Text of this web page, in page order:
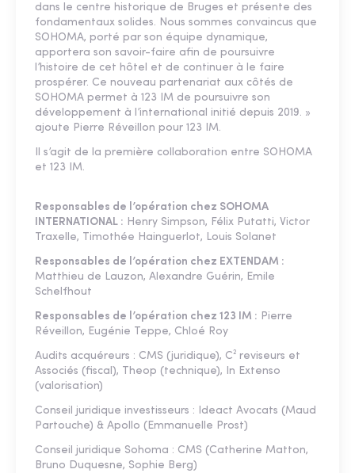
dans le centre historique de Bruges et présente des
fondamentaux solides. Nous sommes convaincus que
SOHOMA, porté par son équipe dynamique,
apportera son savoir-faire afin de poursuivre
l’histoire de cet hôtel et de continuer à le faire
prospérer. Ce nouveau partenariat aux côtés de
SOHOMA permet à 123 IM de poursuivre son
développement à l’international initié depuis 2019. »
ajoute Pierre Réveillon pour 123 IM.
Il s’agit de la première collaboration entre SOHOMA
et 123 IM.
Responsables de l’opération chez SOHOMA
INTERNATIONAL : Henry Simpson, Félix Putatti, Victor
Traxelle, Timothée Hainguerlot, Louis Solanet
Responsables de l’opération chez EXTENDAM :
Matthieu de Lauzon, Alexandre Guérin, Emile
Schelfhout
Responsables de l’opération chez 123 IM : Pierre
Réveillon, Eugénie Teppe, Chloé Roy
Audits acquéreurs : CMS (juridique), C² reviseurs et
Associés (fiscal), Theop (technique), In Extenso
(valorisation)
Conseil juridique investisseurs : Ideact Avocats (Maud
Partouche) & Apollo (Emmanuelle Prost)
Conseil juridique Sohoma : CMS (Catherine Matton,
Bruno Duquesne, Sophie Berg)